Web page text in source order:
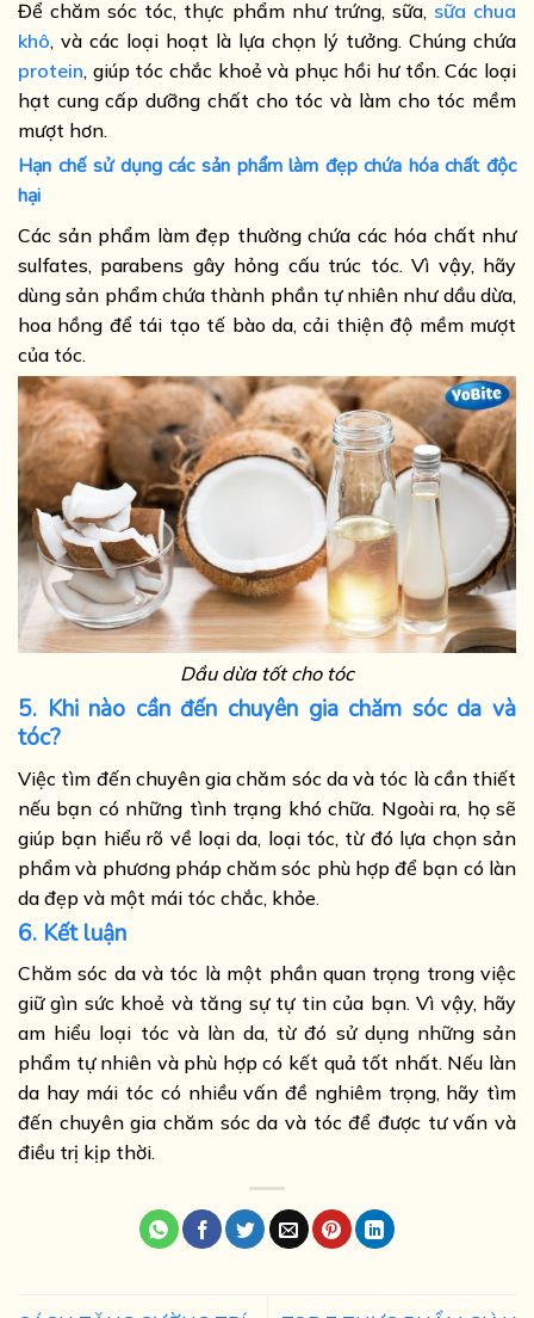
Để chăm sóc tóc, thực phẩm như trứng, sữa, sữa chua
khô, và các loại hoạt là lựa chọn lý tưởng. Chúng chứa
protein, giúp tóc chắc khoẻ và phục hồi hư tổn. Các loại
hạt cung cấp dưỡng chất cho tóc và làm cho tóc mềm
mượt hơn.
Hạn chế sử dụng các sản phẩm làm đẹp chứa hóa chất độc
hại
Các sản phẩm làm đẹp thường chứa các hóa chất như
sulfates, parabens gây hỏng cấu trúc tóc. Vì vậy, hãy
dùng sản phẩm chứa thành phần tự nhiên như dầu dừa,
hoa hồng để tái tạo tế bào da, cải thiện độ mềm mượt
của tóc.
Dầu dừa tốt cho tóc
5. Khi nào cần đến chuyên gia chăm sóc da và
tóc?
Việc tìm đến chuyên gia chăm sóc da và tóc là cần thiết
nếu bạn có những tình trạng khó chữa. Ngoài ra, họ sẽ
giúp bạn hiểu rõ về loại da, loại tóc, từ đó lựa chọn sản
phẩm và phương pháp chăm sóc phù hợp để bạn có làn
da đẹp và một mái tóc chắc, khỏe.
6. Kết luận
Chăm sóc da và tóc là một phần quan trọng trong việc
giữ gìn sức khoẻ và tăng sự tự tin của bạn. Vì vậy, hãy
am hiểu loại tóc và làn da, từ đó sử dụng những sản
phẩm tự nhiên và phù hợp có kết quả tốt nhất. Nếu làn
da hay mái tóc có nhiều vấn đề nghiêm trọng, hãy tìm
đến chuyên gia chăm sóc da và tóc để được tư vấn và
điều trị kịp thời.